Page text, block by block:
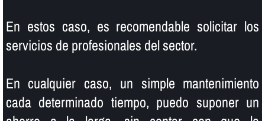
En estos caso, es recomendable solicitar los
servicios de profesionales del sector.
En cualquier caso, un simple mantenimiento
cada determinado tiempo, puedo suponer un